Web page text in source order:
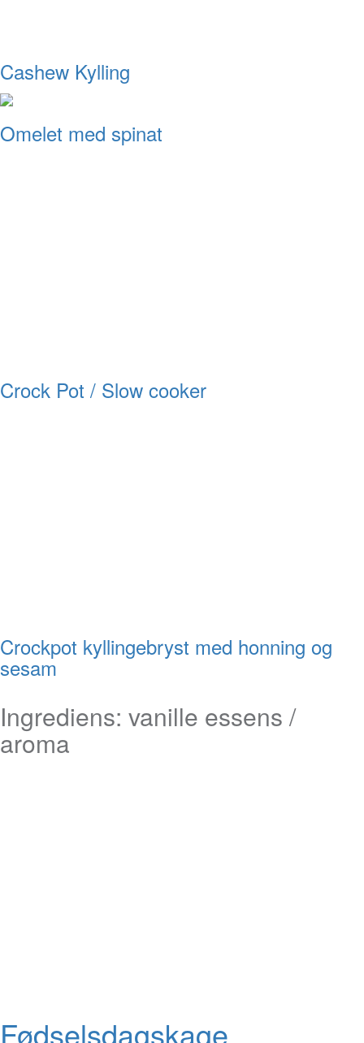
Cashew Kylling
Omelet med spinat
Crock Pot / Slow cooker
Crockpot kyllingebryst med honning og
sesam
Ingrediens: vanille essens /
aroma
Fødselsdagskage